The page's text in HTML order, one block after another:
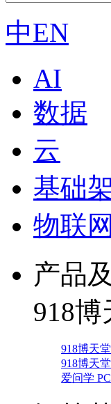
中EN
AI
数据
云
基础
物联网
产品
918博
918博天
918博天
爱问学